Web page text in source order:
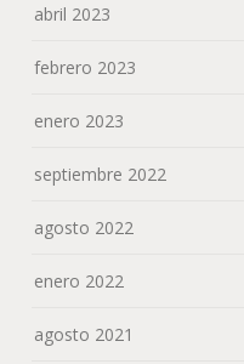
abril 2023
febrero 2023
enero 2023
septiembre 2022
agosto 2022
enero 2022
agosto 2021